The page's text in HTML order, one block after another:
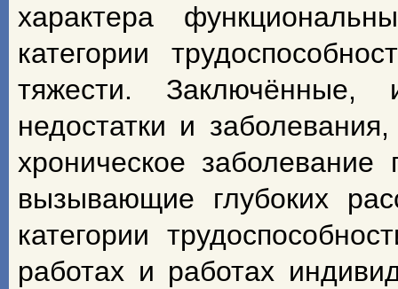
характера
категории
тяжести.
недостатки и
хроническое
вызывающие глубоких
категории
работах и работах